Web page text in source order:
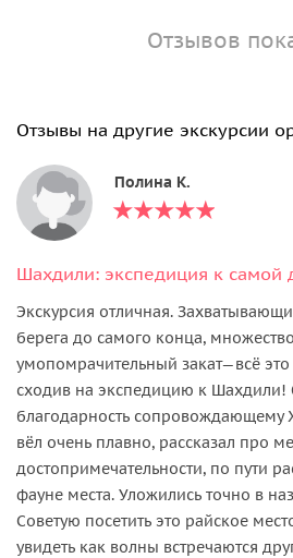
Отзывов
Отзывы на другие экскурсии
Полина К.
Экскурсия отличная.
берега до самого конца,
умопомрачительный закат—всё
сходив на экспедицию к Шахдили!
благодарность сопровождающему
вёл очень плавно, рассказал про
достопримечательности, по пути
фауне места. Уложились точно в
Советую посетить это райское
увидеть как волны встречаются